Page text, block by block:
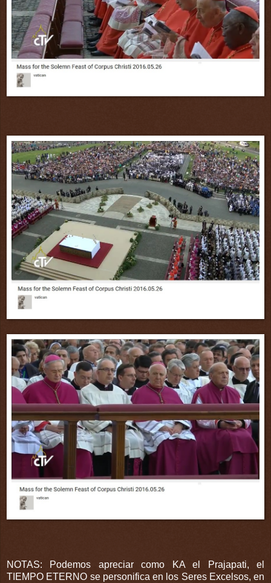
NOTAS: Podemos apreciar como KA el Prajapati, el
TIEMPO ETERNO se personifica en los Seres Excelsos, en